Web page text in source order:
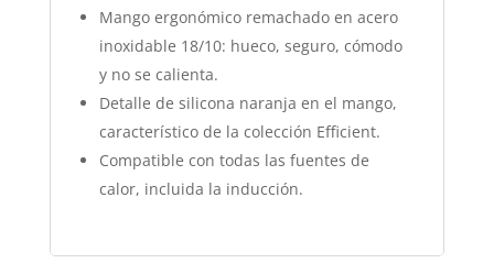
Mango ergonómico remachado en acero
inoxidable 18/10: hueco, seguro, cómodo
y no se calienta.
Detalle de silicona naranja en el mango,
característico de la colección Efficient.
Compatible con todas las fuentes de
calor, incluida la inducción.